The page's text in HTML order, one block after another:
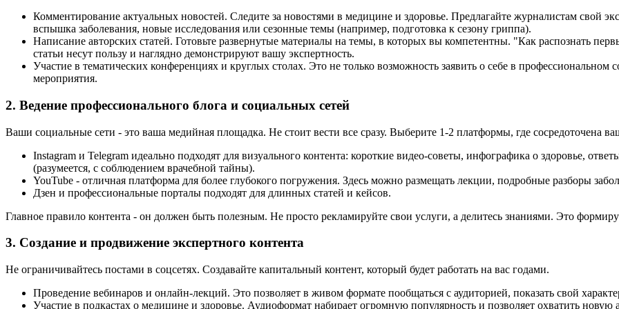
Комментирование актуальных новостей. Следите за новостями в медицине и здоровье. Предлагайте журналистам свой
вспышка заболевания, новые исследования или сезонные темы (например, подготовка к сезону гриппа).
Написание авторских статей. Готовьте развернутые материалы на темы, в которых вы компетентны. "Как распознать
статьи несут пользу и наглядно демонстрируют вашу экспертность.
Участие в тематических конференциях и круглых столах. Это не только возможность заявить о себе в
мероприятия.
2. Ведение профессионального блога и социальных сетей
Ваши социальные сети - это ваша медийная площадка. Не стоит вести все сразу. Выберите 1-2 платформы, где сосредоточена
Instagram и Telegram идеально подходят для визуального контента: короткие видео-советы, инфографика о здоровье,
(разумеется, с соблюдением врачебной тайны).
YouTube - отличная платформа для более глубокого погружения. Здесь можно размещать лекции, подробные разборы
Дзен и профессиональные порталы подходят для длинных статей и кейсов.
Главное правило контента - он должен быть полезным. Не просто рекламируйте свои услуги, а делитесь знаниями. Это
3. Создание и продвижение экспертного контента
Не ограничивайтесь постами в соцсетях. Создавайте капитальный контент, который будет работать на вас годами.
Проведение вебинаров и онлайн-лекций. Это позволяет в живом формате пообщаться с аудиторией, показать свой
Участие в подкастах о медицине и здоровье. Аудиоформат набирает огромную популярность и позволяет охватить новую